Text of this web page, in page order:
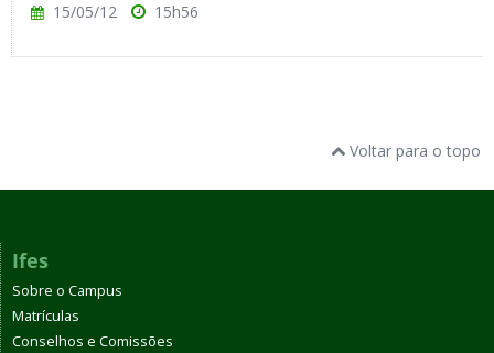
15/05/12 15h56
Voltar para o topo
Ifes
Sobre o Campus
Matrículas
Conselhos e Comissões